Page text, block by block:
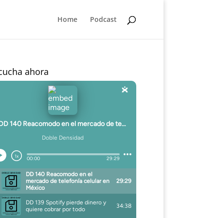
Home Podcast
ahora